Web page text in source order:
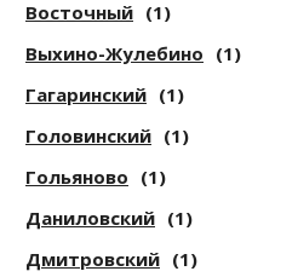
Восточный (1)
Выхино-Жулебино (1)
Гагаринский (1)
Головинский (1)
Гольяново (1)
Даниловский (1)
Дмитровский (1)